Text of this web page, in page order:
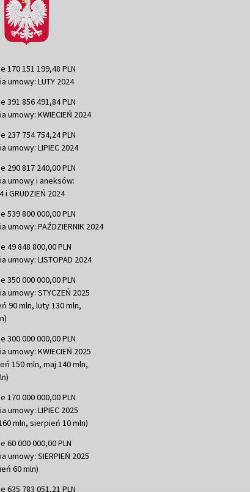
170 151 199,48 PLN
umowy: LUTY 2024
391 856 491,84 PLN
umowy: KWIECIEŃ 2024
237 754 754,24 PLN
umowy: LIPIEC 2024
290 817 240,00 PLN
umowy i aneksów:
i GRUDZIEŃ 2024
539 800 000,00 PLN
umowy: PAŹDZIERNIK 2024
49 848 800,00 PLN
umowy: LISTOPAD 2024
350 000 000,00 PLN
umowy: STYCZEŃ 2025
90 mln, luty 130 mln,
300 000 000,00 PLN
umowy: KWIECIEŃ 2025
150 mln, maj 140 mln,
170 000 000,00 PLN
umowy: LIPIEC 2025
mln, sierpień 10 mln)
60 000 000,00 PLN
umowy: SIERPIEŃ 2025
60 mln)
635 783 051,21 PLN